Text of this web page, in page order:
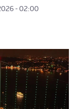
- 02:00